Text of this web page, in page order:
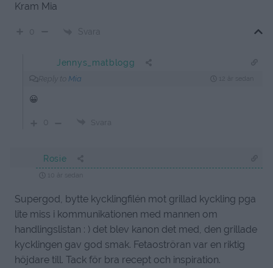
Kram Mia
0 Svara
Jennys_matblogg
Mia
😀
0 Svara
Rosie
10 år sedan
Supergod, bytte kycklingfilén mot grillad kyckling pga
lite miss i kommunikationen med mannen om
handlingslistan : ) det blev kanon det med, den grillade
kycklingen gav god smak. Fetaoströran var en riktig
höjdare till. Tack för bra recept och inspiration.